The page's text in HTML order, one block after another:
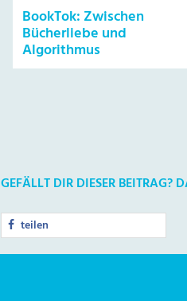
BookTok: Zwischen
Bücherliebe und
Algorithmus
GEFÄLLT DIR DIESER BEITRAG?
teilen